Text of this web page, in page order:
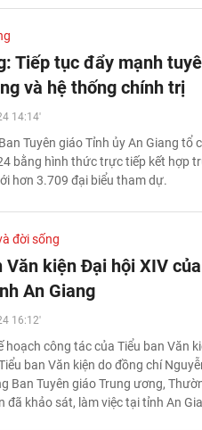
Tiếp tục đẩy mạnh
và hệ thống chính trị
14:14'
Tuyên giáo Tỉnh ủy An Giang tổ
bằng hình thức trực tiếp kết hợp
hơn 3.709 đại biểu tham dự.
đời sống
Văn kiện Đại hội XIV
An Giang
16:12'
hoạch công tác của Tiểu ban Văn
ban Văn kiện do đồng chí
Ban Tuyên giáo Trung ương,
đã khảo sát, làm việc tại tỉnh An